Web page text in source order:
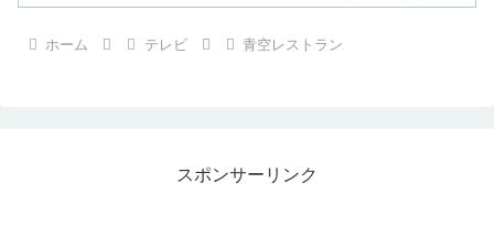
ホーム テレビ 青空レストラン
スポンサーリンク